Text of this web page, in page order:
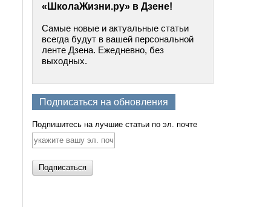
«ШколаЖизни.ру» в Дзене!
Самые новые и актуальные статьи
всегда будут в вашей персональной
ленте Дзена. Ежедневно, без
выходных.
Подписаться на обновления
Подпишитесь на лучшие статьи по эл. почте